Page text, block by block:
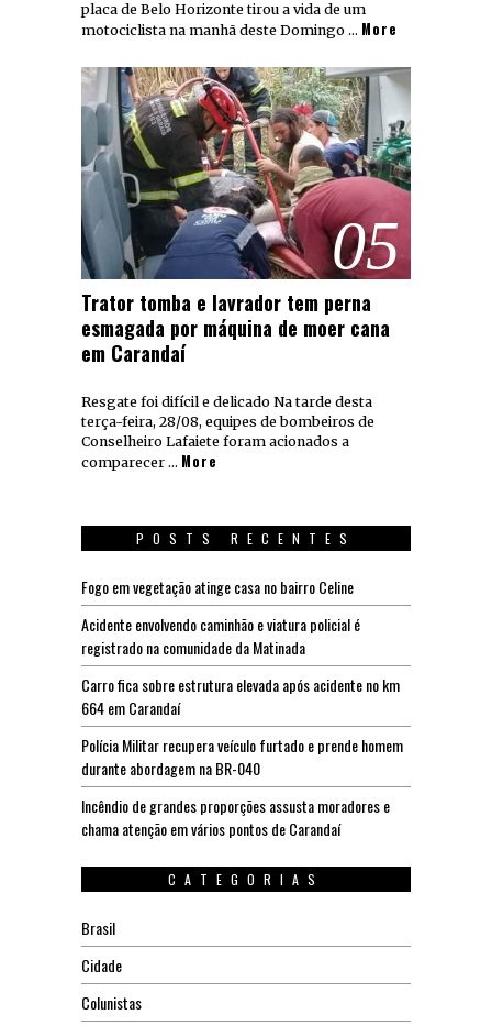
placa de Belo Horizonte tirou a vida de um
motociclista na manhã deste Domingo … More
05
Trator tomba e lavrador tem perna
esmagada por máquina de moer cana
em Carandaí
Resgate foi difícil e delicado Na tarde desta
terça-feira, 28/08, equipes de bombeiros de
Conselheiro Lafaiete foram acionados a
comparecer … More
POSTS RECENTES
Fogo em vegetação atinge casa no bairro Celine
Acidente envolvendo caminhão e viatura policial é
registrado na comunidade da Matinada
Carro fica sobre estrutura elevada após acidente no km
664 em Carandaí
Polícia Militar recupera veículo furtado e prende homem
durante abordagem na BR-040
Incêndio de grandes proporções assusta moradores e
chama atenção em vários pontos de Carandaí
CATEGORIAS
Brasil
Cidade
Colunistas